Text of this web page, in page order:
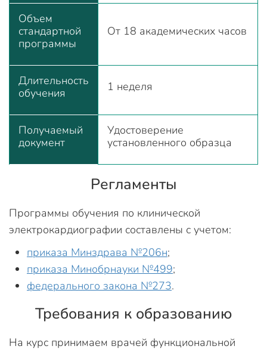
Объем
стандартной
программы
От 18 академических часов
Длительность
обучения
1 неделя
Получаемый
документ
Удостоверение
установленного образца
Регламенты
Программы обучения по клинической
электрокардиографии составлены с учетом:
приказа Минздрава №206н;
приказа Минобрнауки №499;
федерального закона №273.
Требования к образованию
На курс принимаем врачей функциональной